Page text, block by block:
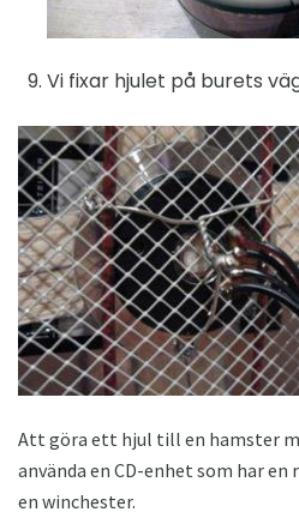
Vi fixar hjulet på burets
Att göra ett hjul till en hamster
använda en CD-enhet som har
en winchester.